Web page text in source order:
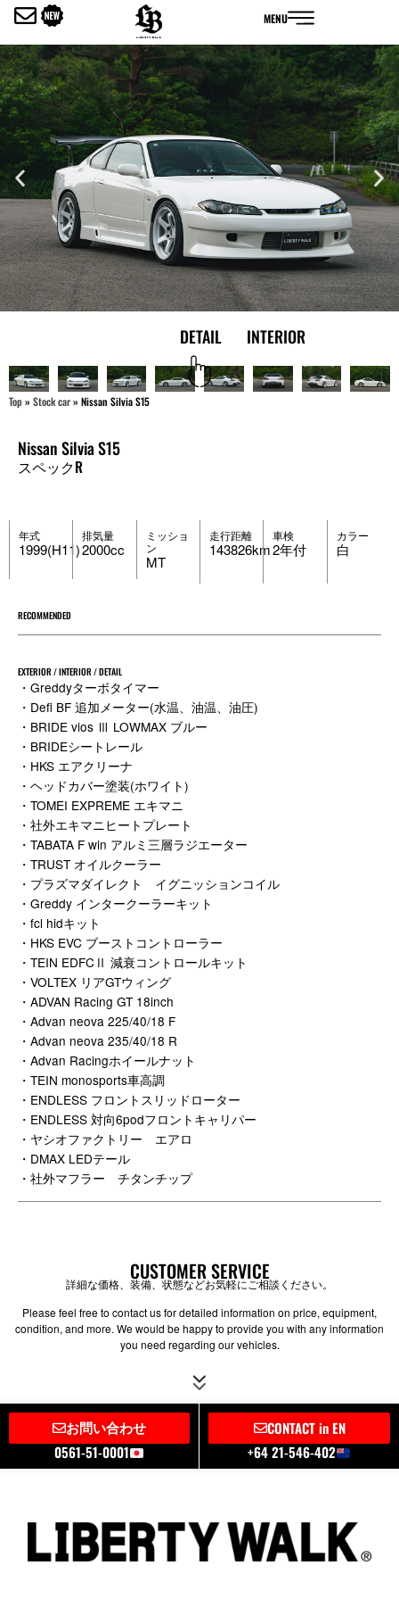
を
ス
キ
ッ
プ
MENU
DETAIL INTERIOR
Top »Stock car»Nissan Silvia S15
Nissan Silvia S15
スペックR
年式
1999(H11)
排気量
2000cc
ミッショ
ン
MT
走行距離
143826km
車検
2年付
カラー
白
RECOMMENDED
EXTERIOR / INTERIOR / DETAIL
・Greddyターボタイマー
・Defi BF 追加メーター(水温、油温、油圧)
・BRIDE vios Ⅲ LOWMAX ブルー
・BRIDEシートレール
・HKS エアクリーナ
・ヘッドカバー塗装(ホワイト)
・TOMEI EXPREME エキマニ
・社外エキマニヒートプレート
・TABATA F win アルミ三層ラジエーター
・TRUST オイルクーラー
・プラズマダイレクト イグニッションコイル
・Greddy インタークーラーキット
・fcl hidキット
・HKS EVC ブーストコントローラー
・TEIN EDFCⅡ 減衰コントロールキット
・VOLTEX リアGTウィング
・ADVAN Racing GT 18inch
・Advan neova 225/40/18 F
・Advan neova 235/40/18 R
・Advan Racingホイールナット
・TEIN monosports車高調
・ENDLESS フロントスリッドローター
・ENDLESS 対向6podフロントキャリパー
・ヤシオファクトリー エアロ
・DMAX LEDテール
・社外マフラー チタンチップ
CUSTOMER SERVICE
詳細な価格、装備、状態などお気軽にご相談ください。
Please feel free to contact us for detailed information on price, equipment,
condition, and more. We would be happy to provide you with any information
you need regarding our vehicles.
お問い合わせ
0561-51-0001
CONTACT in EN
+64 21-546-402